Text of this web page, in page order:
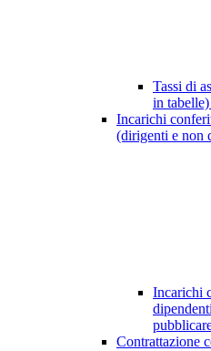
Tassi di
in tabelle)
Incarichi
(dirigenti e non
Incarichi
Contrattazione